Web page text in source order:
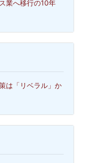
業へ移行の10年
は「リベラル」か